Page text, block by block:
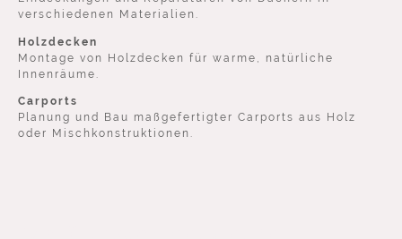
verschiedenen Materialien.
Holzdecken
Montage von Holzdecken für warme, natürliche
Innenräume.
Carports
Planung und Bau maßgefertigter Carports aus Holz
oder Mischkonstruktionen.